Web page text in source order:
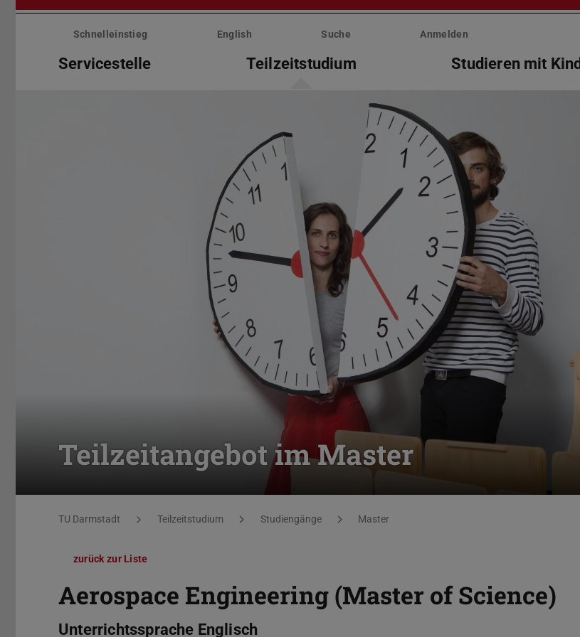
Menü
überspringenSchnelleinstieg English Suche Anmelden
Servicestelle Teilzeitstudium Studieren mit Kind
Teilzeitangebot im Master
Sie befinden sich hier:
TU Darmstadt Teilzeitstudium Studiengänge Master
zurück zur Liste
Aerospace Engineering (Master of Science)
Unterrichtssprache Englisch